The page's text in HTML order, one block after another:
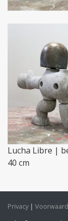
Lucha Libre |
40 cm
Privacy